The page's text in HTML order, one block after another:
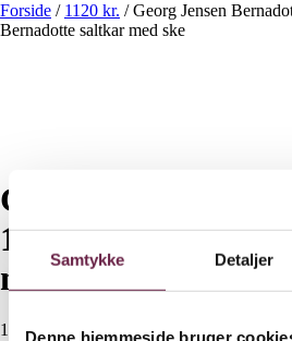
Samtykke Detaljer
Denne hjemmeside bruger
Forside / 1120 kr. /Georg Jensen
Bernadotte saltkar med ske
Georg Jensen
12 dele &
med ske
1.120,00 DKK